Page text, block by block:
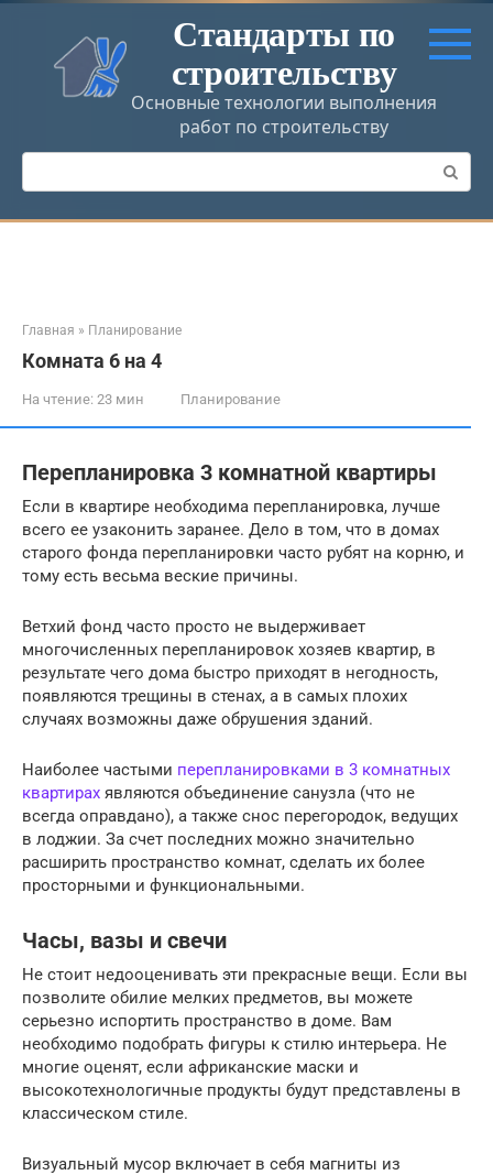
Перейти
контенту
Стандарты по
строительству
Основные технологии выполнения
работ по строительству
Поиск:
Главная » Планирование
Комната 6 на 4
На чтение: 23 мин Планирование
Перепланировка 3 комнатной квартиры
Если в квартире необходима перепланировка, лучше
всего ее узаконить заранее. Дело в том, что в домах
старого фонда перепланировки часто рубят на корню, и
тому есть весьма веские причины.
Ветхий фонд часто просто не выдерживает
многочисленных перепланировок хозяев квартир, в
результате чего дома быстро приходят в негодность,
появляются трещины в стенах, а в самых плохих
случаях возможны даже обрушения зданий.
Наиболее частыми перепланировками в 3 комнатных
квартирах являются объединение санузла (что не
всегда оправдано), а также снос перегородок, ведущих
в лоджии. За счет последних можно значительно
расширить пространство комнат, сделать их более
просторными и функциональными.
Часы, вазы и свечи
Не стоит недооценивать эти прекрасные вещи. Если вы
позволите обилие мелких предметов, вы можете
серьезно испортить пространство в доме. Вам
необходимо подобрать фигуры к стилю интерьера. Не
многие оценят, если африканские маски и
высокотехнологичные продукты будут представлены в
классическом стиле.
Визуальный мусор включает в себя магниты из